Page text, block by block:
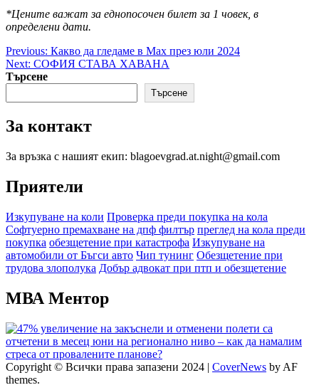
*Цените важат за еднопосочен билет за 1 човек, в
определени дати.
Post
navigation
Previous: Какво да гледаме в Max през юли 2024
Next: СОФИЯ СТАВА ХАВАНА
Търсене
Търсене
За контакт
За връзка с нашият екип: blagoevgrad.at.night@gmail.com
Приятели
Изкупуване на коли Проверка преди покупка на кола
Софтуерно премахване на дпф филтър преглед на кола преди
покупка обезщетение при катастрофа Изкупуване на
автомобили от Бъгси авто Чип тунинг Обезщетение при
трудова злополука Добър адвокат при птп и обезщетение
МВА Ментор
Copyright © Всички права запазени 2024 | CoverNews by AF
themes.